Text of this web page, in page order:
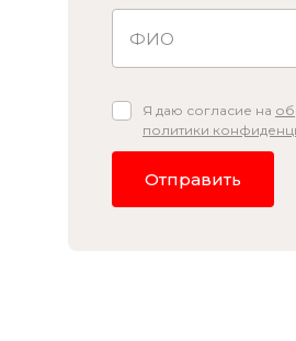
Я даю согласие на
политики
Отправить